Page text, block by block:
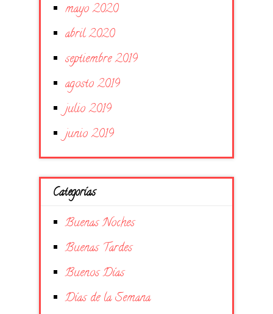
mayo 2020
abril 2020
septiembre 2019
agosto 2019
julio 2019
junio 2019
Categorías
Buenas Noches
Buenas Tardes
Buenos Días
Días de la Semana